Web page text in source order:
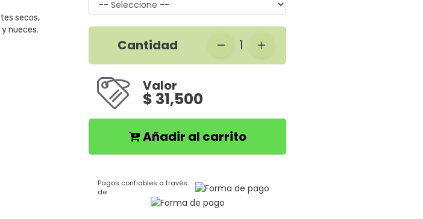
secos,
nueces.
Cantidad 1
Valor
$ 31,500
Añadir al carrito
Pagos confiables a través
de